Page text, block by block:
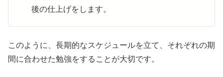
後の仕上げをします。
このように、長期的なスケジュールを立て、それぞれの期
間に合わせた勉強をすることが大切です。